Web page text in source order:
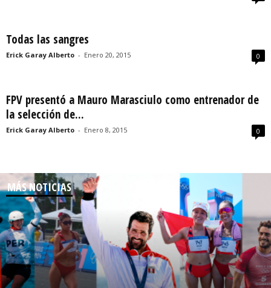
Todas las sangres
Erick Garay Alberto - Enero 20, 2015 0
FPV presentó a Mauro Marasciulo como entrenador de
la selección de...
Erick Garay Alberto - Enero 8, 2015 0
MÁS NOTICIAS